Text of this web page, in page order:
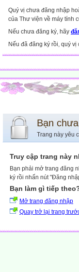
Quý vị chưa đăng nhập
của Thư viện về máy tính
Nếu chưa đăng ký, hãy
Nếu đã đăng ký rồi, quý
Bạn
Trang này yêu
Truy cập trang này
Bạn phải mở trang đăng
ký rồi nhấn nút "Đăng
Bạn làm gì tiếp
Mở trang đăng nhập
Quay trở lại trang